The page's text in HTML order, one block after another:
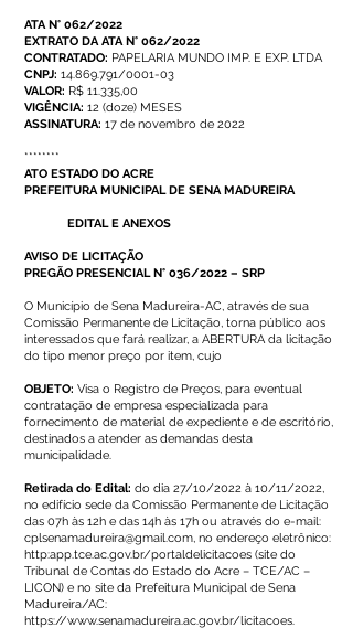
ATA N° 062/2022
EXTRATO DA ATA N° 062/2022
CONTRATADO: PAPELARIA MUNDO IMP. E EXP. LTDA
CNPJ: 14.869.791/0001-03
VALOR: R$ 11.335,00
VIGÊNCIA: 12 (doze) MESES
ASSINATURA: 17 de novembro de 2022
********
ATO ESTADO DO ACRE
PREFEITURA MUNICIPAL DE SENA MADUREIRA
EDITAL E ANEXOS
AVISO DE LICITAÇÃO
PREGÃO PRESENCIAL N° 036/2022 – SRP
O Município de Sena Madureira-AC, através de sua
Comissão Permanente de Licitação, torna público aos
interessados que fará realizar, a ABERTURA da licitação
do tipo menor preço por item, cujo
OBJETO: Visa o Registro de Preços, para eventual
contratação de empresa especializada para
fornecimento de material de expediente e de escritório,
destinados a atender as demandas desta
municipalidade.
Retirada do Edital: do dia 27/10/2022 à 10/11/2022,
no edifício sede da Comissão Permanente de Licitação
das 07h às 12h e das 14h às 17h ou através do e-mail:
cplsenamadureira@gmail.com, no endereço eletrônico:
http:app.tce.ac.gov.br/portaldelicitacoes (site do
Tribunal de Contas do Estado do Acre – TCE/AC –
LICON) e no site da Prefeitura Municipal de Sena
Madureira/AC:
https://www.senamadureira.ac.gov.br/licitacoes.